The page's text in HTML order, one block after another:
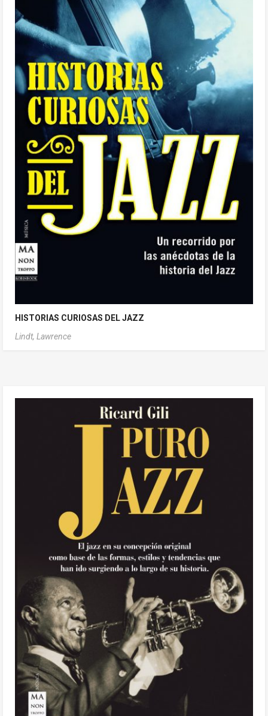
HISTORIAS CURIOSAS DEL JAZZ
Lindt, Lawrence